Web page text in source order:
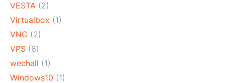
VESTA (2)
Virtualbox (1)
VNC (2)
VPS (6)
wechall (1)
Windows10 (1)